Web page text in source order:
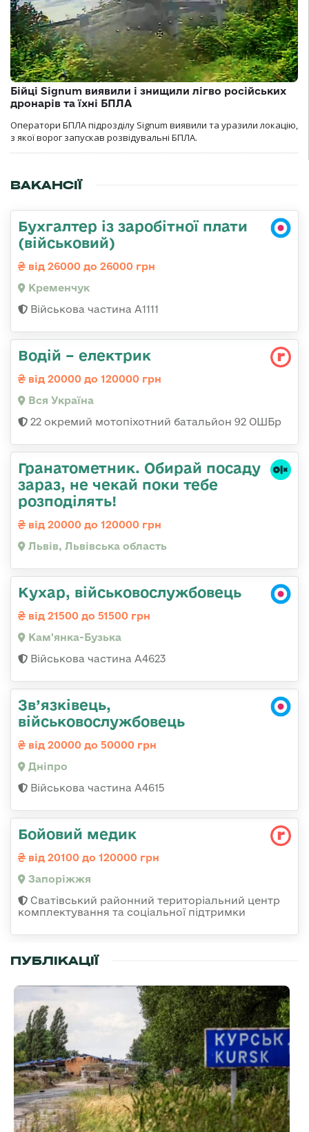
Бійці Signum виявили і знищили лігво російських
дронарів та їхні БПЛА
Оператори БПЛА підрозділу Signum виявили та уразили локацію,
з якої ворог запускав розвідувальні БПЛА.
ВАКАНСІЇ
Бухгалтер із заробітної плати
(військовий)
від 26000 до 26000 грн
Кременчук
Військова частина А1111
Водій – електрик
від 20000 до 120000 грн
Вся Україна
22 окремий мотопіхотний батальйон 92 ОШБр
Гранатометник. Обирай посаду
зараз, не чекай поки тебе
розподілять!
від 20000 до 120000 грн
Львів, Львівська область
Кухар, військовослужбовець
від 21500 до 51500 грн
Кам'янка-Бузька
Військова частина А4623
Зв’язківець,
військовослужбовець
від 20000 до 50000 грн
Дніпро
Військова частина А4615
Бойовий медик
від 20100 до 120000 грн
Запоріжжя
Сватівський районний територіальний центр
комплектування та соціальної підтримки
ПУБЛІКАЦІЇ